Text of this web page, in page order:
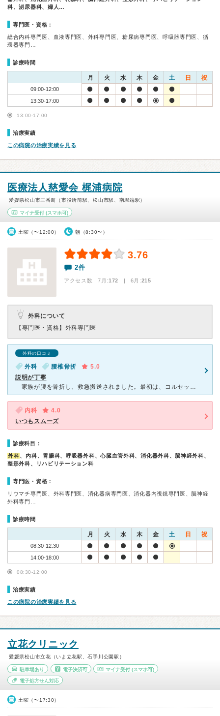
科、泌尿器科、婦人…
専門医・資格：
総合内科専門医、血液専門医、外科専門医、糖尿病専門医、呼吸器専門医、循
環器専門…
診療時間
月 火 水 木 金 土 日 祝
09:00-12:00
13:30-17:00
13:00-17:00
治療実績
この病院の治療実績を見る
医療法人慈愛会 梶浦病院
愛媛県松山市三番町（市役所前駅、松山市駅、南堀端駅）
マイナ受付 (スマホ可)
土曜（〜12:00） 朝（8:30〜）
3.76
2件
アクセス数 7月:172 | 6月:215
外科について
【専門医・資格】 外科専門医
外科の口コミ
外科 腰椎骨折
5.0
説明が丁寧
家族が腰を骨折し、救急搬送されました。最初は、コルセットで固定して手術をしない予定でしたが、ＭＲＩ等の結果、手術を勧められました。本人にはもちろん、家族にも手術をするメリット、デメリットを画像を見せ
内科
4.0
いつもスムーズ
診療科目：
外科、内科、胃腸科、呼吸器外科、心臓血管外科、消化器外科、脳神経外科、
整形外科、リハビリテーション科
専門医・資格：
リウマチ専門医、外科専門医、消化器病専門医、消化器内視鏡専門医、脳神経
外科専門…
診療時間
月 火 水 木 金 土 日 祝
08:30-12:30
14:00-18:00
08:30-12:00
治療実績
この病院の治療実績を見る
立花クリニック
愛媛県松山市立花（いよ立花駅、石手川公園駅）
駐車場あり 電子決済可 マイナ受付 (スマホ可)
電子処方せん対応
土曜（〜17:30）